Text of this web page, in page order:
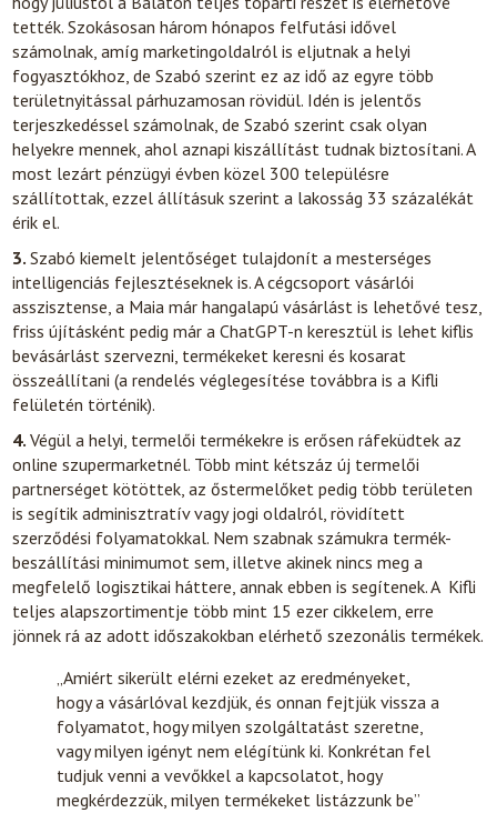
tették. Szokásosan három hónapos felfutási idővel
számolnak, amíg marketingoldalról is eljutnak a helyi
fogyasztókhoz, de Szabó szerint ez az idő az egyre több
területnyitással párhuzamosan rövidül. Idén is jelentős
terjeszkedéssel számolnak, de Szabó szerint csak olyan
helyekre mennek, ahol aznapi kiszállítást tudnak biztosítani. A
most lezárt pénzügyi évben közel 300 településre
szállítottak, ezzel állításuk szerint a lakosság 33 százalékát
érik el.
3.Szabó kiemelt jelentőséget tulajdonít a mesterséges
intelligenciás fejlesztéseknek is. A cégcsoport vásárlói
asszisztense, a Maia már hangalapú vásárlást is lehetővé tesz,
friss újításként pedig már a ChatGPT-n keresztül is lehet kiflis
bevásárlást szervezni, termékeket keresni és kosarat
összeállítani (a rendelés véglegesítése továbbra is a Kifli
felületén történik).
4.Végül a helyi, termelői termékekre is erősen ráfeküdtek az
online szupermarketnél. Több mint kétszáz új termelői
partnerséget kötöttek, az őstermelőket pedig több területen
is segítik adminisztratív vagy jogi oldalról, rövidített
szerződési folyamatokkal. Nem szabnak számukra termék-
beszállítási minimumot sem, illetve akinek nincs meg a
megfelelő logisztikai háttere, annak ebben is segítenek. A Kifli
teljes alapszortimentje több mint 15 ezer cikkelem, erre
jönnek rá az adott időszakokban elérhető szezonális termékek.
„Amiért sikerült elérni ezeket az eredményeket,
hogy a vásárlóval kezdjük, és onnan fejtjük vissza a
folyamatot, hogy milyen szolgáltatást szeretne,
vagy milyen igényt nem elégítünk ki. Konkrétan fel
tudjuk venni a vevőkkel a kapcsolatot, hogy
megkérdezzük, milyen termékeket listázzunk be”